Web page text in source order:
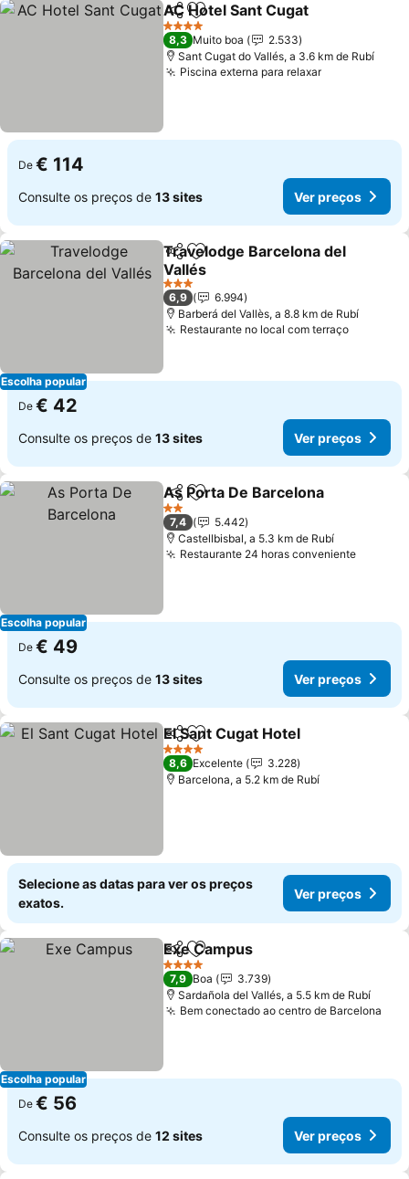
PartilharAdicionar aos favoritos
AC Hotel Sant Cugat
4 Estrelas
8,3 Muito boa
2.533
Sant Cugat do Vallés, a 3.6 km de Rubí
Piscina externa para relaxar
De € 114
Consulte os preços de 13 sites Ver preços
Escolha popular
PartilharAdicionar aos favoritos
Travelodge Barcelona del
Vallés
3 Estrelas
6,9
6.994
Barberá del Vallès, a 8.8 km de Rubí
Restaurante no local com terraço
De € 42
Consulte os preços de 13 sites Ver preços
Escolha popular
PartilharAdicionar aos favoritos
As Porta De Barcelona
2 Estrelas
7,4
5.442
Castellbisbal, a 5.3 km de Rubí
Restaurante 24 horas conveniente
De € 49
Consulte os preços de 13 sites Ver preços
PartilharAdicionar aos favoritos
El Sant Cugat Hotel
4 Estrelas
8,6 Excelente
3.228
Barcelona, a 5.2 km de Rubí
Selecione as datas para ver os preços
exatos.
Ver preços
Escolha popular
PartilharAdicionar aos favoritos
Exe Campus
4 Estrelas
7,9 Boa
3.739
Sardañola del Vallés, a 5.5 km de Rubí
Bem conectado ao centro de Barcelona
De € 56
Consulte os preços de 12 sites Ver preços